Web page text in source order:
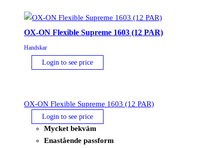
OX-ON Flexible Supreme 1603 (12 PAR)
Handskar
Login to see price
OX-ON Flexible Supreme 1603 (12 PAR)
Login to see price
Mycket bekväm
Enastående passform